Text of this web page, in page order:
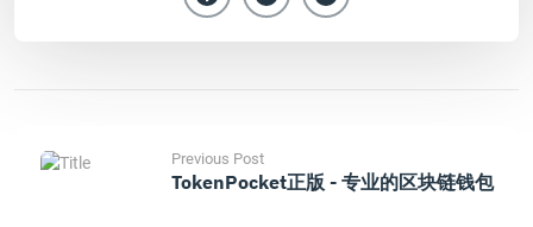
Previous Post
TokenPocket正版 - 专业的区块链钱包